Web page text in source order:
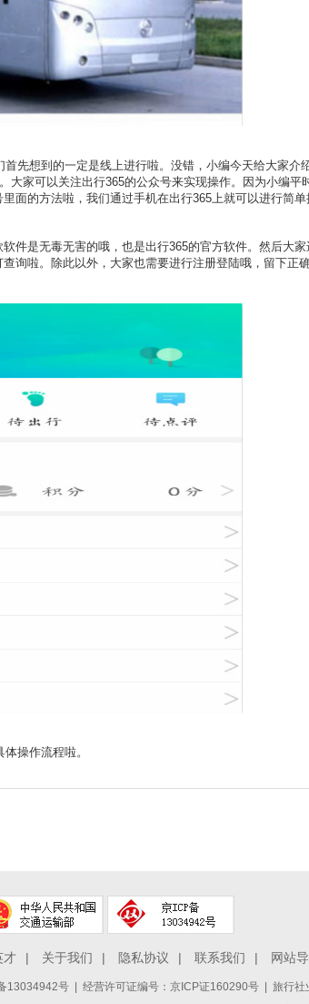
想到的一定是线上进行啦。没错，小编今天给大家介
大家可以关注出行365的公众号来实现操作。因为小编平
面的方法啦，我们通过手机在出行365上就可以进行简单
是无毒无害的哦，也是出行365的官方软件。然后大家
询啦。除此以外，大家也需要进行注册登陆哦，留下正
操作流程啦。
才 | 关于我们 | 隐私协议 | 联系我们 | 网站
13034942号| 经营许可证编号：京ICP证160290号 | 旅行社